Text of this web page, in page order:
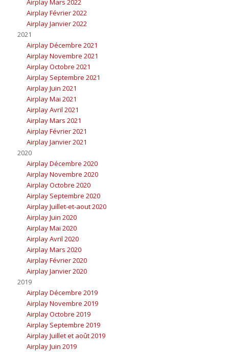
Airplay Mars 2022
Airplay Février 2022
Airplay Janvier 2022
2021
Airplay Décembre 2021
Airplay Novembre 2021
Airplay Octobre 2021
Airplay Septembre 2021
Airplay Juin 2021
Airplay Mai 2021
Airplay Avril 2021
Airplay Mars 2021
Airplay Février 2021
Airplay Janvier 2021
2020
Airplay Décembre 2020
Airplay Novembre 2020
Airplay Octobre 2020
Airplay Septembre 2020
Airplay Juillet-et-aout 2020
Airplay Juin 2020
Airplay Mai 2020
Airplay Avril 2020
Airplay Mars 2020
Airplay Février 2020
Airplay Janvier 2020
2019
Airplay Décembre 2019
Airplay Novembre 2019
Airplay Octobre 2019
Airplay Septembre 2019
Airplay Juillet et août 2019
Airplay Juin 2019